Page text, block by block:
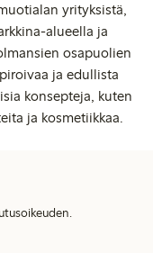
yrityksistä,
alueella ja
osapuolien
ja edullista
konsepteja, kuten
ja kosmetiikkaa.